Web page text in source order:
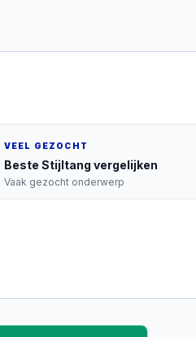
VEEL GEZOCHT
Beste Stijltang vergelijken
Vaak gezocht onderwerp